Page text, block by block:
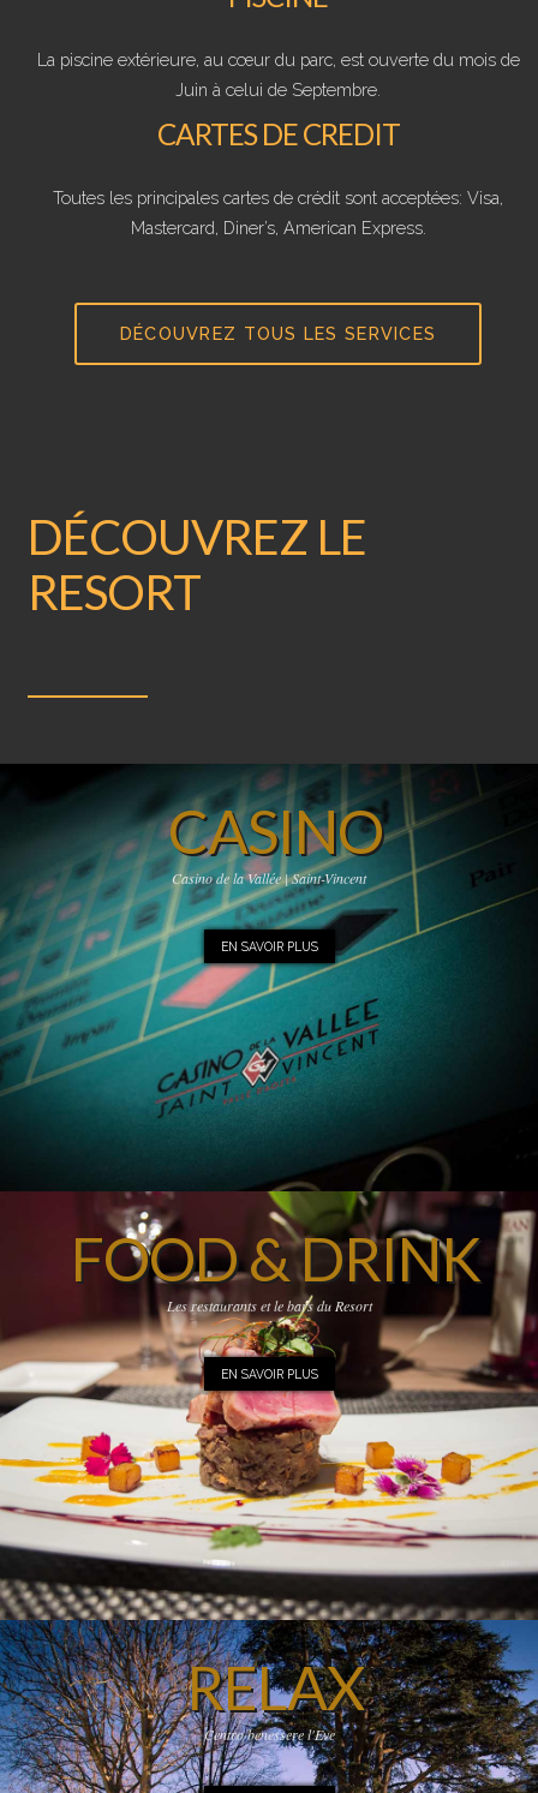
La piscine extérieure, au cœur du parc, est ouverte du mois de
Juin à celui de Septembre.
CARTES DE CREDIT
Toutes les principales cartes de crédit sont acceptées: Visa,
Mastercard, Diner’s, American Express.
DÉCOUVREZ TOUS LES SERVICES
DÉCOUVREZ LE
RESORT
CASINO
Casino de la Vallée | Saint-Vincent
EN SAVOIR PLUS
FOOD & DRINK
Les restaurants et le bars du Resort
EN SAVOIR PLUS
RELAX
Centro benessere l'Eve